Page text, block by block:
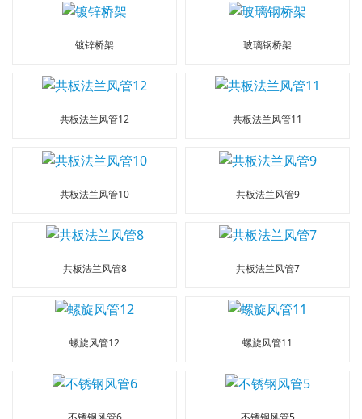
镀锌桥架 玻璃钢桥架
共板法兰风管12 共板法兰风管11
共板法兰风管10 共板法兰风管9
共板法兰风管8 共板法兰风管7
螺旋风管12 螺旋风管11